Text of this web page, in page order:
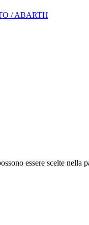
essere scelte nella